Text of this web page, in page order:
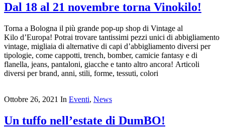
Dal 18 al 21 novembre torna Vinokilo!
Torna a Bologna il più grande pop-up shop di Vintage al
Kilo d’Europa! Potrai trovare tantissimi pezzi unici di abbigliamento
vintage, migliaia di alternative di capi d’abbigliamento diversi per
tipologie, come cappotti, trench, bomber, camicie fantasy e di
flanella, jeans, pantaloni, giacche e tanto altro ancora! Articoli
diversi per brand, anni, stili, forme, tessuti, colori
Ottobre 26, 2021 In Eventi, News
Un tuffo nell’estate di DumBO!